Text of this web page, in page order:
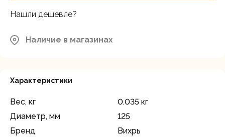
Нашли дешевле?
Наличие в магазинах
район, д.Грибки, ул. Промышленная
Характеристики
Вес, кг
0.035 кг
Диаметр, мм
125
Бренд
Вихрь